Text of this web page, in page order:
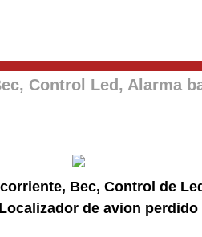
Control Led, Alarma
Bec, Control de
Localizador de avion perdido